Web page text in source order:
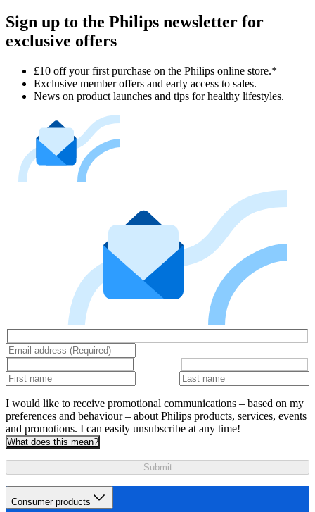
Sign up to the Philips newsletter for
exclusive offers
£10 off your first purchase on the Philips online store.*
Exclusive member offers and early access to sales.
News on product launches and tips for healthy lifestyles.
I would like to receive promotional communications – based on my
preferences and behaviour – about Philips products, services, events
and promotions. I can easily unsubscribe at any time!
What does this mean?
Submit
Consumer products